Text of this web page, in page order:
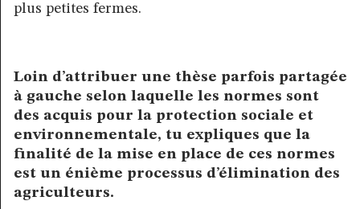
plus petites fermes.
Loin d’attribuer une thèse parfois partagée
à gauche selon laquelle les normes sont
des acquis pour la protection sociale et
environnementale, tu expliques que la
finalité de la mise en place de ces normes
est un énième processus d’élimination des
agriculteurs.